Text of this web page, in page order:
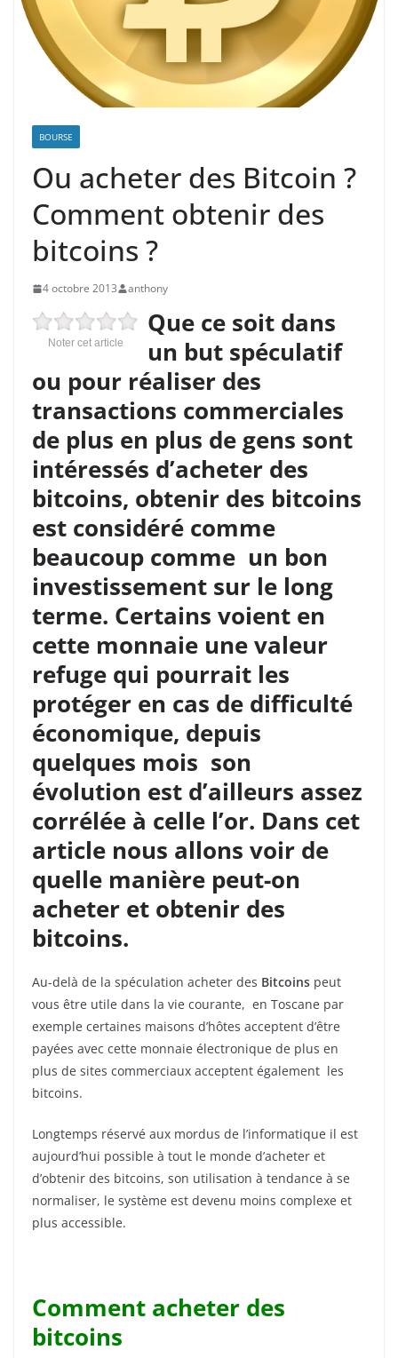
BOURSE
Ou acheter des Bitcoin ?
Comment obtenir des
bitcoins ?
4 octobre 2013 anthony
Noter cet article
Que ce soit dans
un but spéculatif
ou pour réaliser des
transactions commerciales
de plus en plus de gens sont
intéressés d’acheter des
bitcoins, obtenir des bitcoins
est considéré comme
beaucoup comme un bon
investissement sur le long
terme. Certains voient en
cette monnaie une valeur
refuge qui pourrait les
protéger en cas de difficulté
économique, depuis
quelques mois son
évolution est d’ailleurs assez
corrélée à celle l’or. Dans cet
article nous allons voir de
quelle manière peut-on
acheter et obtenir des
bitcoins.
Au-delà de la spéculation acheter des Bitcoins peut
vous être utile dans la vie courante, en Toscane par
exemple certaines maisons d’hôtes acceptent d’être
payées avec cette monnaie électronique de plus en
plus de sites commerciaux acceptent également les
bitcoins.
Longtemps réservé aux mordus de l’informatique il est
aujourd’hui possible à tout le monde d’acheter et
d’obtenir des bitcoins, son utilisation à tendance à se
normaliser, le système est devenu moins complexe et
plus accessible.
Comment acheter des
bitcoins